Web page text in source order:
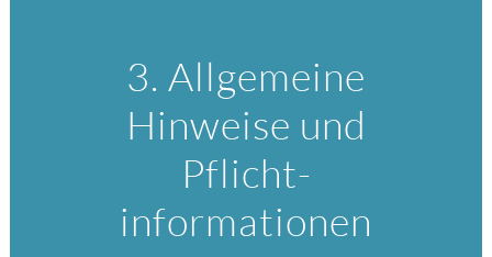
3. Allgemeine
Hinweise und
Pflicht­
informationen